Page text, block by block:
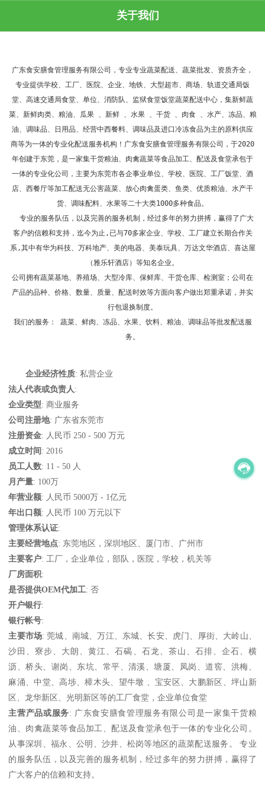
关于我们
广东食安膳食管理服务有限公司 ，专业专业蔬菜配送、蔬菜批发、资质齐全，
专业提供学校、工厂、医院、企业、地铁、大型超市、商场、轨道交通局饭
堂、高速交通局食堂、单位、消防队、监狱食堂饭堂蔬菜配送中心，集新鲜蔬
菜、新鲜肉类、粮油、瓜果 、新鲜 、水果 、干货 、肉食 、水产、冻品、粮
油、调味品、日用品、经营中西餐料、调味品及进口冷冻食品为主的原料供应
商等为一体的专业化配送服务机构！ 广东食安膳食管理服务有限公司 ，于2020
年创建于东莞，是一家集干货粮油、肉禽蔬菜等食品加工、配送及食堂承包于
一体的专业化公司，主要为东莞市各企事业单位、学校、医院、工厂饭堂、酒
店、西餐厅等加工配送无公害蔬菜、放心肉禽蛋类、鱼类、优质粮油、水产干
货、调味配料、水果等二十大类1000多种食品。
客户的信赖和支持，迄今为止,已与70多家企业、学校、工厂建立长期合作关
系,其中有华为科技、万科地产、美的电器、美泰玩具、万达文华酒店、喜达屋
（雅乐轩酒店）等知名企业。
公司拥有蔬菜基地、养殖场、大型冷库、保鲜库、干货仓库、检测室；公司在
产品的品种、价格、数量、质量、配送时效等方面向客户做出郑重承诺，并实
行包退换制度。
我们的服务： 蔬菜、鲜肉、冻品、水果、饮料、粮油、调味品等批发配送服
务。
企业经济性质: 私营企业
法人代表或负责人:
企业类型: 商业服务
公司注册地: 广东省东莞市
注册资金: 人民币 250 - 500 万元
成立时间: 2016
员工人数: 11 - 50 人
月产量: 100万
年营业额: 人民币 5000万 - 1亿元
年出口额: 人民币 100 万元以下
管理体系认证:
主要经营地点: 东莞地区，深圳地区、厦门市、广州市
主要客户: 工厂，企业单位，部队，医院，学校，机关等
厂房面积:
是否提供OEM代加工: 否
开户银行:
银行帐号:
主要市场: 莞城、南城、万江、东城、长安、虎门、厚街、大岭山、
沙田、寮步、大朗、黄江、石碣、石龙、茶山、石排、企石、横
沥、桥头、谢岗、东坑、常平、清溪、塘厦、凤岗、道窖、洪梅、
麻涌、中堂、高埗、樟木头、望牛墩 、宝安区、大鹏新区、坪山新
区、龙华新区、光明新区等的工厂食堂，企业单位食堂
主营产品或服务: 广东食安膳食管理服务有限公司是一家集干货粮
油、肉禽蔬菜等食品加工、配送及食堂承包于一体的专业化公司。
从事深圳、福永、公明、沙井、松岗等地区的蔬菜配送服务。 专业
的服务队伍，以及完善的服务机制，经过多年的努力拼搏，赢得了
广大客户的信赖和支持。